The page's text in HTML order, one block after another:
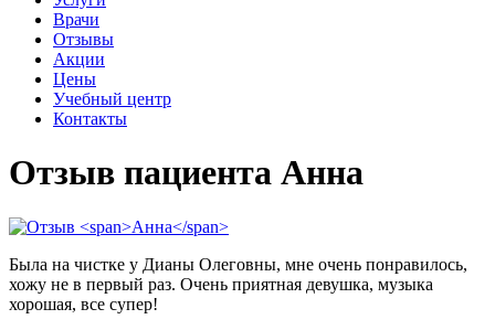
Врачи
Отзывы
Акции
Цены
Учебный центр
Контакты
Отзыв пациента Анна
Была на чистке у Дианы Олеговны, мне очень понравилось,
хожу не в первый раз. Очень приятная девушка, музыка
хорошая, все супер!